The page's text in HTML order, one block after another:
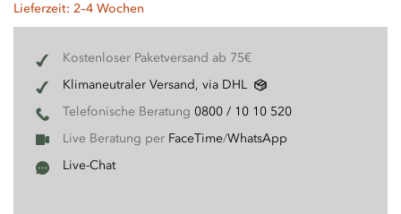
Lieferzeit: 2–4 Wochen
Kostenloser Paketversand ab 75€
Klimaneutraler Versand, via DHL
Telefonische Beratung 0800 / 10 10 520
Live Beratung per FaceTime/WhatsApp
Live-Chat